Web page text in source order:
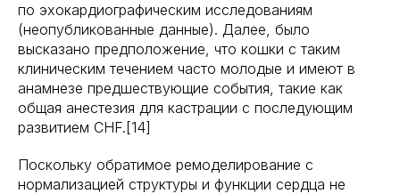
по эхокардиографическим исследованиям
(неопубликованные данные). Далее, было
высказано предположение, что кошки с таким
клиническим течением часто молодые и имеют в
анамнезе предшествующие события, такие как
общая анестезия для кастрации с последующим
развитием CHF.[14]
Поскольку обратимое ремоделирование с
нормализацией структуры и функции сердца не